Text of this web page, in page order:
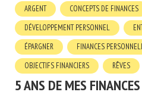
ARGENT
CONCEPTS DE FINANCES
DÉVELOPPEMENT PERSONNEL
ÉPARGNER
FINANCES
OBJECTIFS FINANCIERS
RÊVES
5 ANS DE MES